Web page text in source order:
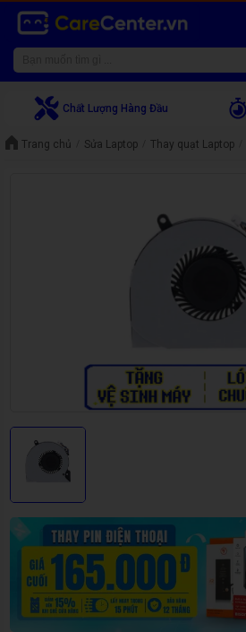
Chất Lượng Hàng Đầu
Trang chủ Sửa Laptop Thay quạt Laptop